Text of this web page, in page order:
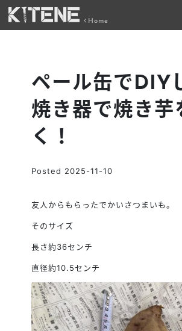
Home
ペール缶でDIY
焼き器で焼き芋
く！
Posted 2025-11-10
友人からもらったでかいさつまいも。
そのサイズ
長さ約36センチ
直径約10.5センチ